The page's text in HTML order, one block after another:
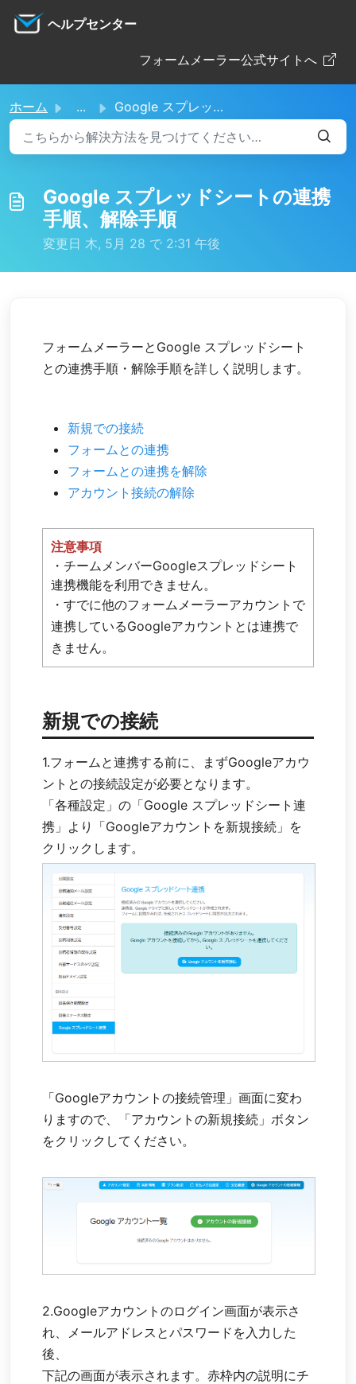
ヘルプセンター
フォームメーラー公式サイトへ
ホーム ... Google スプレッドシートの連携手順、解除手順
Google スプレッドシートの連携
手順、解除手順
変更日 木, 5月 28 で 2:31 午後
フォームメーラーとGoogle スプレッドシート
との連携手順・解除手順を詳しく説明します。
新規での接続
フォームとの連携
フォームとの連携を解除
アカウント接続の解除
注意事項
・チームメンバーGoogleスプレッドシート
連携機能を利用できません。
・すでに他のフォームメーラーアカウントで
連携しているGoogleアカウントとは連携で
きません。
新規での接続
1.フォームと連携する前に、まずGoogleアカウ
ントとの接続設定が必要となります。
「各種設定」の「Google スプレッドシート連
携」より「Googleアカウントを新規接続」を
クリックします。
「Googleアカウントの接続管理」画面に変わ
りますので、「アカウントの新規接続」ボタン
をクリックしてください。
2.Googleアカウントのログイン画面が表示さ
れ、メールアドレスとパスワードを入力した
後、
下記の画面が表示されます。 赤枠内の説明にチ